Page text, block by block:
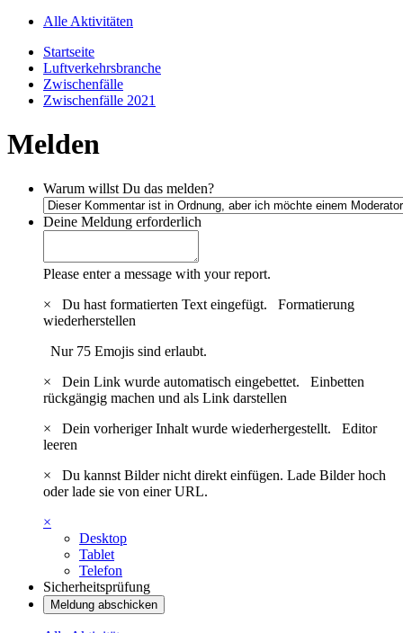
Alle Aktivitäten
Startseite
Luftverkehrsbranche
Zwischenfälle
Zwischenfälle 2021
Melden
Warum willst Du das melden?
Deine Meldung erforderlich
Please enter a message with your report.
×
Du hast formatierten Text eingefügt. Formatierung
wiederherstellen
Nur 75 Emojis sind erlaubt.
×
Dein Link wurde automatisch eingebettet. Einbetten
rückgängig machen und als Link darstellen
×
Dein vorheriger Inhalt wurde wiederhergestellt. Editor
leeren
×
Du kannst Bilder nicht direkt einfügen. Lade Bilder hoch
oder lade sie von einer URL.
×
Desktop
Tablet
Telefon
Sicherheitsprüfung
Meldung abschicken